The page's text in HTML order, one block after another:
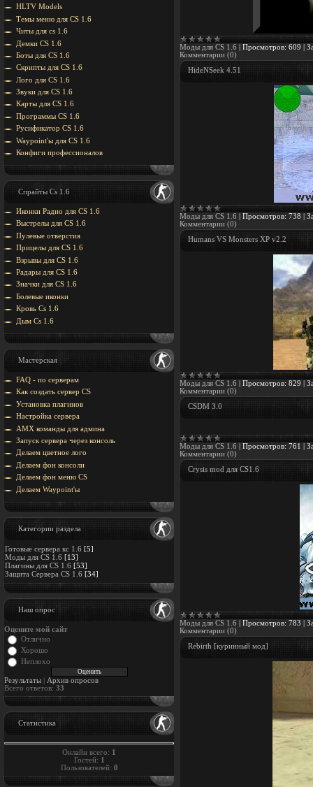
HLTV Models
Темы меню для CS 1.6
Читы для cs 1.6
Демки CS 1.6
Боты для CS 1.6
Скрипты для CS 1.6
Лого для CS 1.6
Звуки для CS 1.6
Карты для CS 1.6
Программы CS 1.6
Русификатор CS 1.6
Waypoint'ы для CS 1.6
Конфиги профессионалов
Спрайты Cs 1.6
Иконки Радио для CS 1.6
Выстрелы для CS 1.6
Пулевые отверстия
Прицелы для CS 1.6
Взрывы для CS 1.6
Радары для CS 1.6
Значки для CS 1.6
Болевые иконки
Кровь Cs 1.6
Дым Cs 1.6
Мастерская
FAQ - по серверам
Как создать сервер CS
Установка плагинов
Настройка сервера
AMX команды для админа
Запуск сервера через консоль
Делаем цветное лого
Делаем фон консоли
Делаем фон меню CS
Делаем Waypoint'ы
Категории раздела
Готовые сервера кс 1.6 [5]
Моды для CS 1.6 [13]
Плагины для CS 1.6 [53]
Защита Cервера CS 1.6 [34]
Наш опрос
Оцените мой сайт
Отлично
Хорошо
Неплохо
Результаты
Архив опросов
Всего ответов: 33
Статистика
Онлайн всего: 1
Гостей: 1
Пользователей: 0
Моды для CS 1.6 Просмотров: 609
Комментарии (0)
HideNSeek 4.51
Моды для CS 1.6 Просмотров: 738
Комментарии (0)
Humans VS Monsters XP v2.2
Моды для CS 1.6 Просмотров: 829
Комментарии (0)
CSDM 3.0
Моды для CS 1.6 Просмотров: 761
Комментарии (0)
Crysis mod для CS1.6
Моды для CS 1.6 Просмотров: 783
Комментарии (0)
Rebirth [куринный мод]